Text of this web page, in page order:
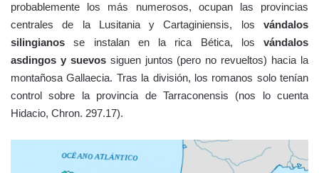
probablemente los más numerosos, ocupan las provincias
centrales de la Lusitania y Cartaginiensis, los vándalos
silingianos se instalan en la rica Bética, los vándalos
asdingos y suevossiguen juntos (pero no revueltos) hacia la
montañosa Gallaecia. Tras la división, los romanos solo tenían
control sobre la provincia de Tarraconensis (nos lo cuenta
Hidacio, Chron. 297.17).